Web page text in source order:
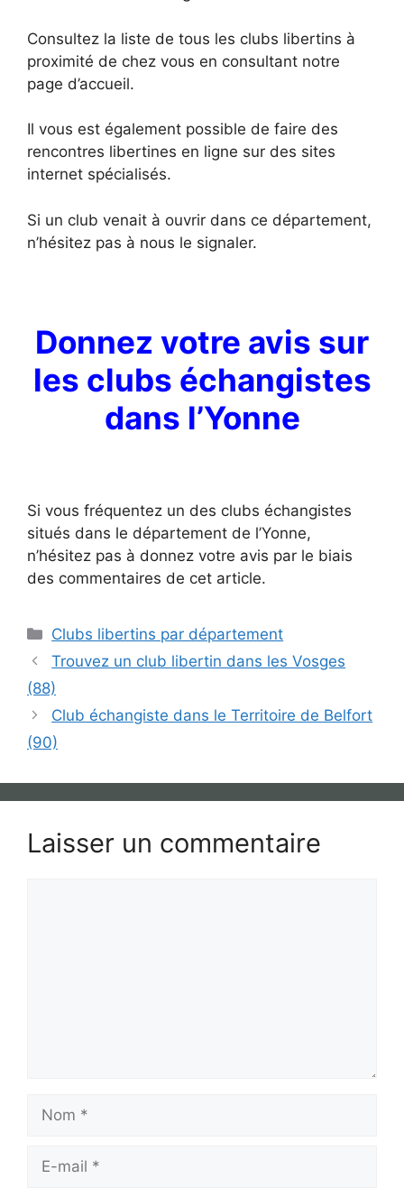
Consultez la liste de tous les clubs libertins à
proximité de chez vous en consultant notre
page d’accueil.
Il vous est également possible de faire des
rencontres libertines en ligne sur des sites
internet spécialisés.
Si un club venait à ouvrir dans ce département,
n’hésitez pas à nous le signaler.
Donnez votre avis sur
les clubs échangistes
dans l’Yonne
Si vous fréquentez un des clubs échangistes
situés dans le département de l’Yonne,
n’hésitez pas à donnez votre avis par le biais
des commentaires de cet article.
Catégories
Clubs libertins par département
Trouvez un club libertin dans les Vosges
(88)
Club échangiste dans le Territoire de Belfort
(90)
Laisser un commentaire
Nom